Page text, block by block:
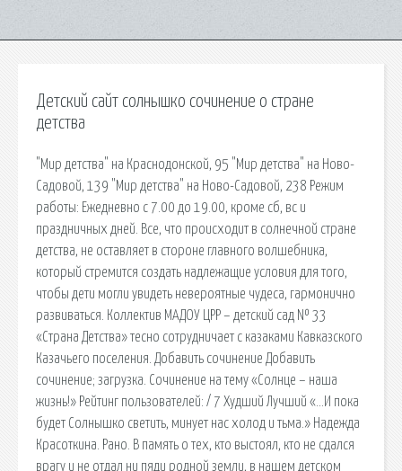
Детский сайт солнышко сочинение о стране
детства
"Мир детства" на Краснодонской, 95 "Мир детства" на Ново-
Садовой, 139 "Мир детства" на Ново-Садовой, 238 Режим
работы: Ежедневно с 7.00 до 19.00, кроме сб, вс и
праздничных дней. Все, что происходит в солнечной стране
детства, не оставляет в стороне главного волшебника,
который стремится создать надлежащие условия для того,
чтобы дети могли увидеть невероятные чудеса, гармонично
развиваться. Коллектив МАДОУ ЦРР – детский сад № 33
«Страна Детства» тесно сотрудничает с казаками Кавказского
Казачьего поселения. Добавить сочинение Добавить
сочинение; загрузка. Сочинение на тему «Солнце – наша
жизнь!» Рейтинг пользователей: / 7 Худший Лучший «…И пока
будет Солнышко светить, минует нас холод и тьма.» Надежда
Красоткина. Рано. В память о тех, кто выстоял, кто не сдался
врагу и не отдал ни пяди родной земли, в нашем детском